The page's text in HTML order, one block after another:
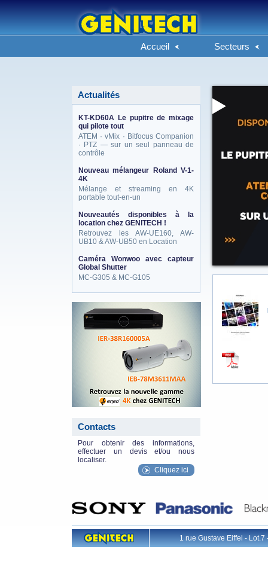
Accueil Secteurs
Actualités
KT-KD60A Le pupitre de mixage
qui pilote tout
ATEM · vMix · Bitfocus Companion
· PTZ — sur un seul panneau de
contrôle
Nouveau mélangeur Roland V-1-
4K
Mélange et streaming en 4K
portable tout-en-un
Nouveautés disponibles à la
location chez GENITECH !
Retrouvez les AW-UE160, AW-
UB10 & AW-UB50 en Location
Caméra Wonwoo avec capteur
Global Shutter
MC-G305 & MC-G105
Contacts
Pour obtenir des informations,
effectuer un devis et/ou nous
localiser.
Cliquez ici
1 rue Gustave Eiffel -